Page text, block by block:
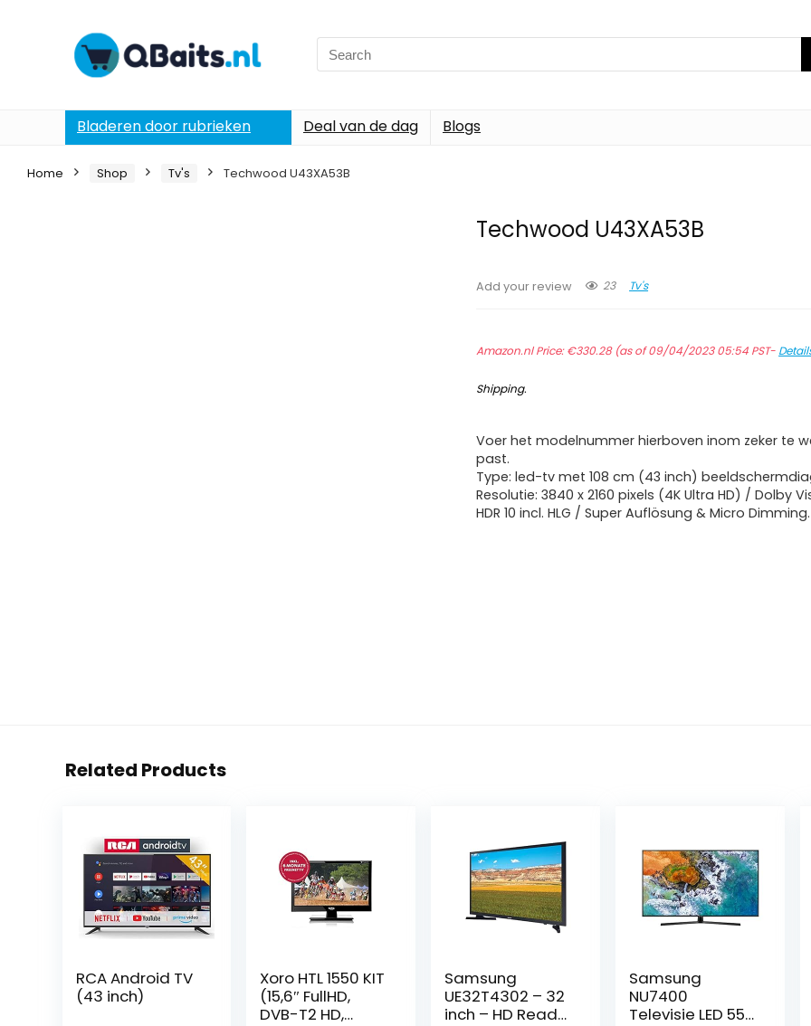
Search
for:
Bladeren door rubrieken Deal van de dag Blogs
Home Shop Tv's Techwood U43XA53B
Techwood U43XA53B
Add your review 23 Tv's
Amazon.nl Price:€330.28(as of 09/04/2023 05:54 PST-
Shipping.
Voer het modelnummer hierboven inom zeker te
past.
Type: led-tv met 108 cm (43 inch)
Resolutie: 3840 x 2160 pixels (4K Ultra HD) / Dolby
HDR 10 incl. HLG / Super Auflösung & Micro Dimming.
Related Products
RCA Android TV
(43 inch)
Xoro HTL 1550 KIT
(15,6″ FullHD,
DVB-T2 HD,
Samsung
UE32T4302 – 32
inch – HD Ready
Samsung
NU7400
Televisie LED 55″